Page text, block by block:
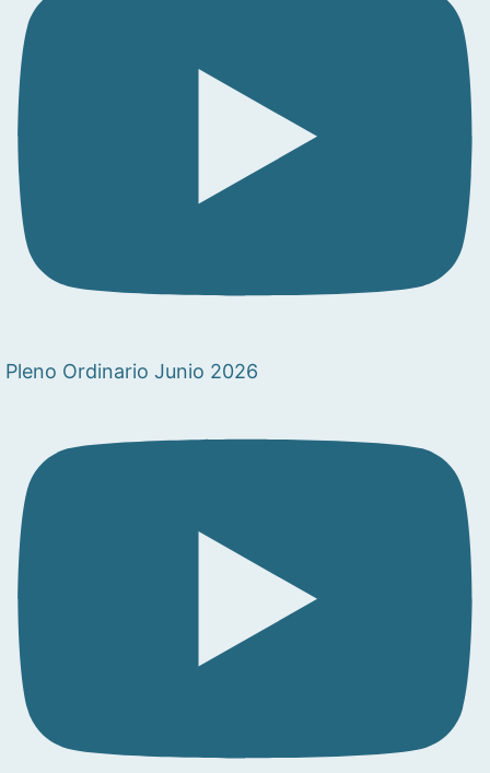
Pleno Ordinario Junio 2026